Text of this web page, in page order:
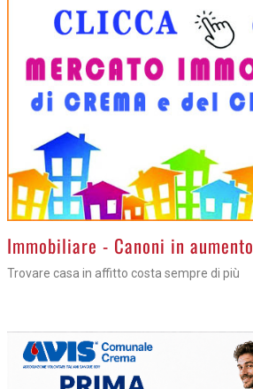
>Immobiliare - Canoni in aumento
Trovare casa in affitto costa sempre di più